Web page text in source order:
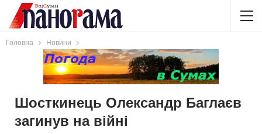
Головна Новини
Шосткинець Олександр Баглаєв
загинув на війні